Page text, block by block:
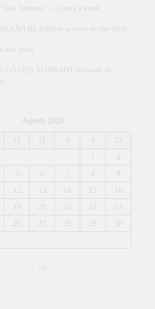
Truthers” – Contra a maré
III: Difíceis acertos de riso fácil
dos Avós
NO PRATO: Brownie de
Agosto 2026
Q Q S S
D
1
2
5 6 8
9
12 13 14 15
16
19 20 21 22
23
26 27 28 29
30
« Jul